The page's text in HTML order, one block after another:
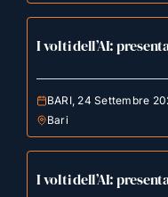
I volti dell’AI:
BARI, 24 Settembre
Bari
I volti dell’AI: